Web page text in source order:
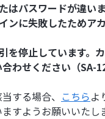
はパスワードが違いま
ンに失敗したためア
を停止しています。
わせください（SA-
する場合、 こちらよ
すようお願いいたし